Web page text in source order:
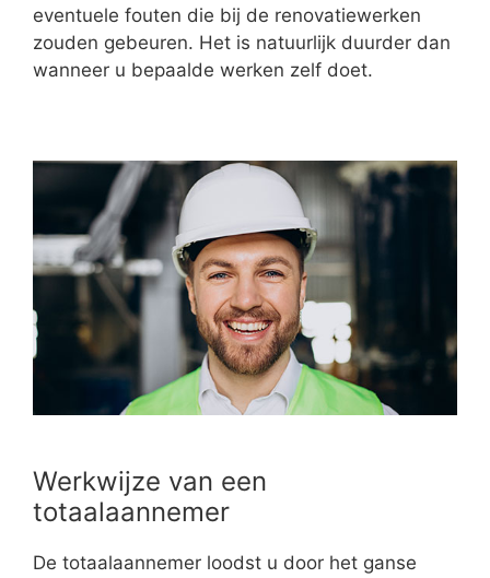
eventuele fouten die bij de renovatiewerken
zouden gebeuren. Het is natuurlijk duurder dan
wanneer u bepaalde werken zelf doet.
Werkwijze van een
totaalaannemer
De totaalaannemer loodst u door het ganse